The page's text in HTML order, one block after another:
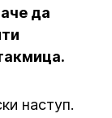
да
наступ.